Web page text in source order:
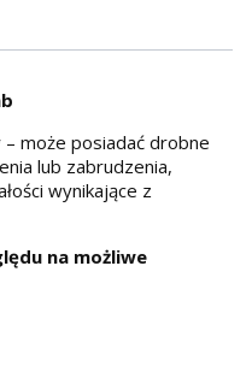
może posiadać drobne
lub zabrudzenia,
wynikające z
na możliwe